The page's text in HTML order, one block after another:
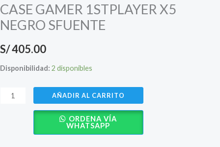
CASE GAMER 1STPLAYER X5
NEGRO SFUENTE
S/405.00
Disponibilidad: 2 disponibles
CASE
AÑADIR AL CARRITO
ORDENA VÍA
WHATSAPP